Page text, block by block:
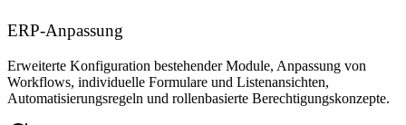
ERP-Anpassung
Erweiterte Konfiguration bestehender Module, Anpassung von
Workflows, individuelle Formulare und Listenansichten,
Automatisierungsregeln und rollenbasierte Berechtigungskonzepte.